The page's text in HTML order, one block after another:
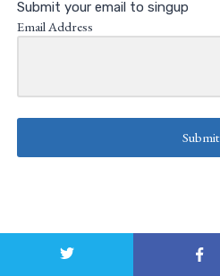
Submit your email to singup
Email Address
Submit